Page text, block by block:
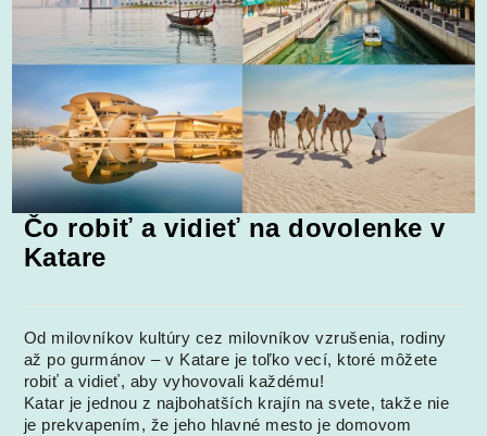
Čo robiť a vidieť na dovolenke v
Katare
Od milovníkov kultúry cez milovníkov vzrušenia, rodiny
až po gurmánov – v Katare je toľko vecí, ktoré môžete
robiť a vidieť, aby vyhovovali každému!
Katar je jednou z najbohatších krajín na svete, takže nie
je prekvapením, že jeho hlavné mesto je domovom